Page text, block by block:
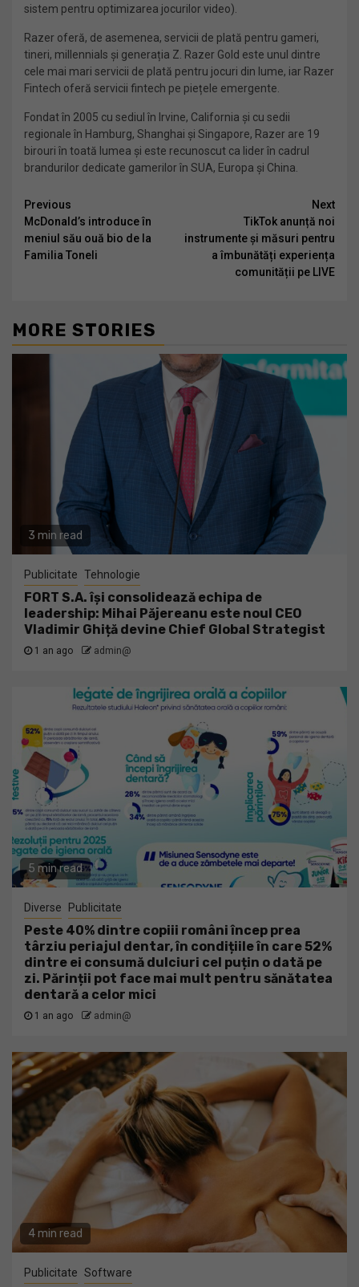
sistem pentru optimizarea jocurilor video).
Razer oferă, de asemenea, servicii de plată pentru gameri,
tineri, millennials și generația Z. Razer Gold este unul dintre
cele mai mari servicii de plată pentru jocuri din lume, iar Razer
Fintech oferă servicii fintech pe piețele emergente.
Fondat în 2005 cu sediul în Irvine, California și cu sedii
regionale în Hamburg, Shanghai și Singapore, Razer are 19
birouri în toată lumea și este recunoscut ca lider în cadrul
brandurilor dedicate gamerilor în SUA, Europa și China.
Continue
Reading
Previous
McDonald’s introduce în
meniul său ouă bio de la
Familia Toneli
Next
TikTok anunță noi
instrumente și măsuri pentru
a îmbunătăți experiența
comunității pe LIVE
MORE STORIES
3 min read
Publicitate Tehnologie
FORT S.A. își consolidează echipa de
leadership: Mihai Păjereanu este noul CEO
Vladimir Ghiță devine Chief Global Strategist
1 an ago admin@
5 min read
Diverse Publicitate
Peste 40% dintre copiii români încep prea
târziu periajul dentar, în condițiile în care 52%
dintre ei consumă dulciuri cel puțin o dată pe
zi. Părinții pot face mai mult pentru sănătatea
dentară a celor mici
1 an ago admin@
4 min read
Publicitate Software